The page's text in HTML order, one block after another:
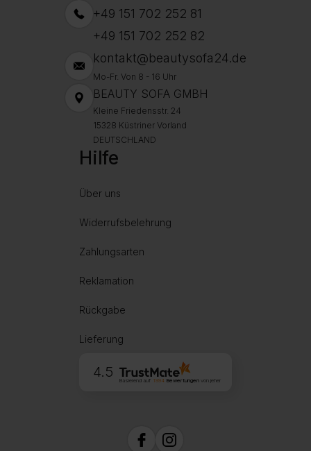
+49 151 702 252 81
+49 151 702 252 82
kontakt@beautysofa24.de
Mo-Fr. Von 8 - 16 Uhr
BEAUTY SOFA GMBH
Kleine Friedensstr. 24
15328 Küstriner Vorland
DEUTSCHLAND
Hilfe
Über uns
Widerrufsbelehrung
Zahlungsarten
Reklamation
Rückgabe
Lieferung
4.5
Basierend auf 1994 Bewertungenvon jeher